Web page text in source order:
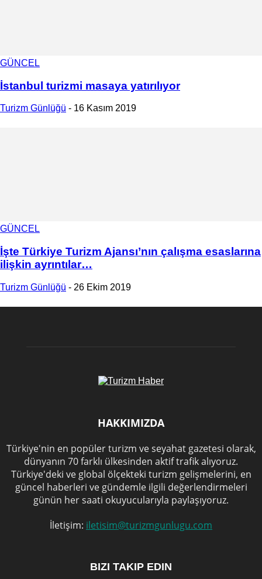
GÜNCEL
İstanbul turizmi masaya yatırılıyor
Turizm Günlüğü - 16 Kasım 2019
GÜNCEL
İşte Türkiye Turizm Ajansı’nın çalışma esaslarına
ilişkin ayrıntılar…
Turizm Günlüğü - 26 Ekim 2019
HAKKIMIZDA
Türkiye'nin en popüler turizm ve seyahat gazetesi olarak,
dünyanın 70 farklı ülkesinden aktif trafik alıyoruz.
Türkiye'deki ve global ölçekteki turizm gelişmelerini, en
güncel haberleri ve gündemle ilgili değerlendirmeleri
günün her saati okuyucularıyla paylaşıyoruz.
İletişim: iletisim@turizmgunlugu.com
BIZI TAKIP EDIN